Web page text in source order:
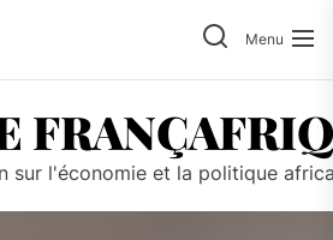
Menu
sur l'économie et la politique